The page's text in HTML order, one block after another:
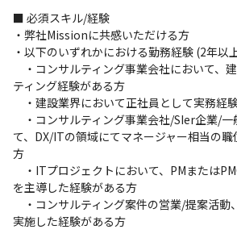
■ 必須スキル/経験
・弊社Missionに共感いただける方
・以下のいずれかにおける勤務経験 (2年以
・コンサルティング事業会社において、
ティング経験がある方
・建設業界において正社員として実務経
・コンサルティング事業会社/SIer企業/一
て、DX/ITの領域にてマネージャー相当の
方
・ITプロジェクトにおいて、PMまたは
を主導した経験がある方
・コンサルティング案件の営業/提案活動
実施した経験がある方